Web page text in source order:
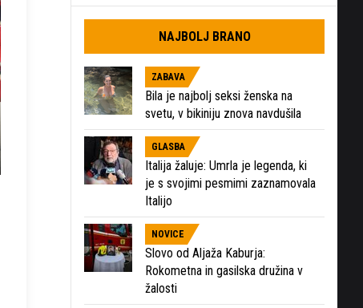
NAJBOLJ BRANO
ZABAVA
Bila je najbolj seksi ženska na
svetu, v bikiniju znova navdušila
GLASBA
Italija žaluje: Umrla je legenda, ki
je s svojimi pesmimi zaznamovala
Italijo
NOVICE
Slovo od Aljaža Kaburja:
Rokometna in gasilska družina v
žalosti